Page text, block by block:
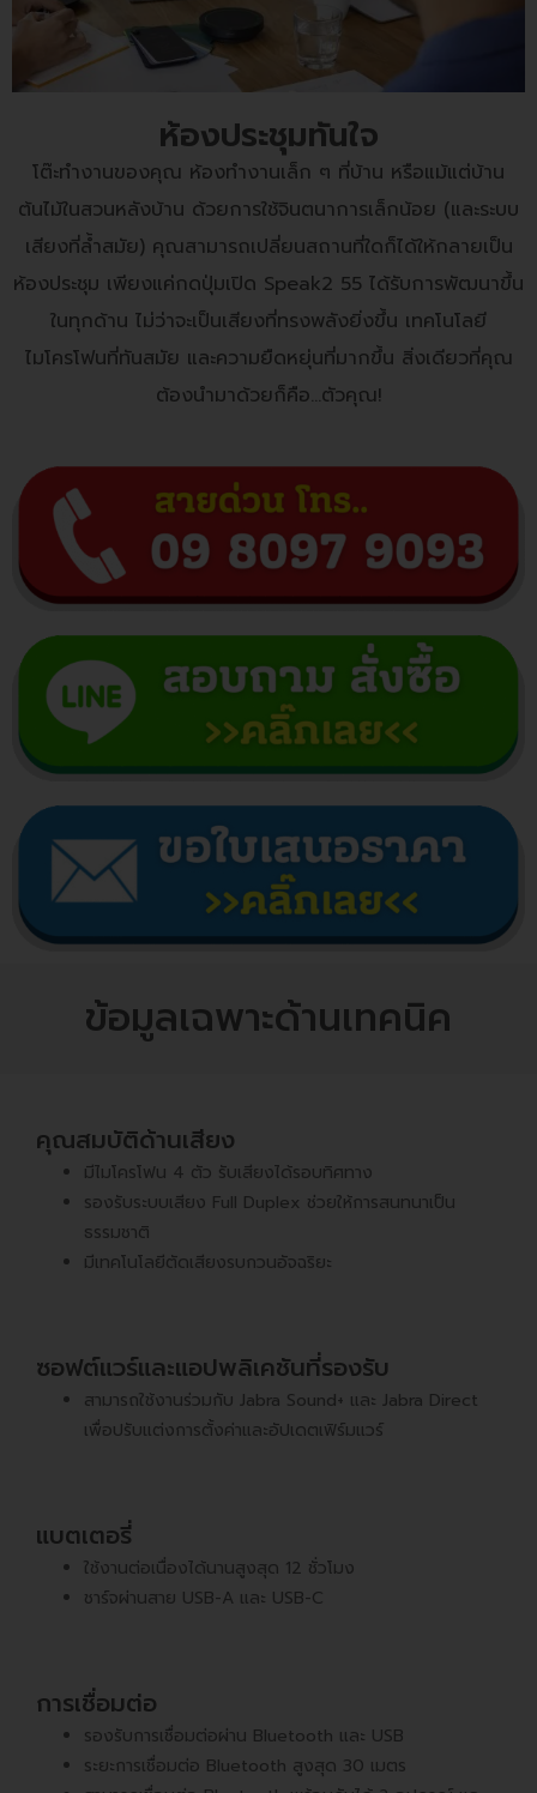
ห้องประชุมทันใจ
โต๊ะทำงานของคุณ ห้องทำงานเล็ก ๆ ที่บ้าน หรือแม้แต่บ้าน
ต้นไม้ในสวนหลังบ้าน ด้วยการใช้จินตนาการเล็กน้อย (และระบบ
เสียงที่ล้ำสมัย) คุณสามารถเปลี่ยนสถานที่ใดก็ได้ให้กลายเป็น
ห้องประชุม เพียงแค่กดปุ่มเปิด Speak2 55 ได้รับการพัฒนาขึ้น
ในทุกด้าน ไม่ว่าจะเป็นเสียงที่ทรงพลังยิ่งขึ้น เทคโนโลยี
ไมโครโฟนที่ทันสมัย และความยืดหยุ่นที่มากขึ้น สิ่งเดียวที่คุณ
ต้องนำมาด้วยก็คือ…ตัวคุณ!
ข้อมูลเฉพาะด้านเทคนิค
คุณสมบัติด้านเสียง
มีไมโครโฟน 4 ตัว รับเสียงได้รอบทิศทาง
รองรับระบบเสียง Full Duplex ช่วยให้การสนทนาเป็น
ธรรมชาติ
มีเทคโนโลยีตัดเสียงรบกวนอัจฉริยะ
ซอฟต์แวร์และแอปพลิเคชันที่รองรับ
สามารถใช้งานร่วมกับ Jabra Sound+ และ Jabra Direct
เพื่อปรับแต่งการตั้งค่าและอัปเดตเฟิร์มแวร์
แบตเตอรี่
ใช้งานต่อเนื่องได้นานสูงสุด 12 ชั่วโมง
ชาร์จผ่านสาย USB-A และ USB-C
การเชื่อมต่อ
รองรับการเชื่อมต่อผ่าน Bluetooth และ USB
ระยะการเชื่อมต่อ Bluetooth สูงสุด 30 เมตร